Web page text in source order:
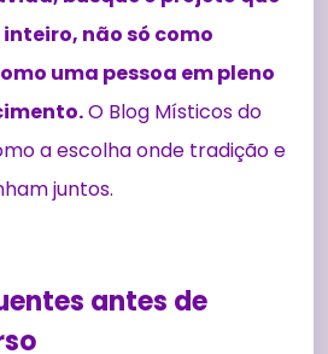
não só como
uma pessoa em pleno
O Blog Místicos do
a escolha onde tradição e
juntos.
antes de